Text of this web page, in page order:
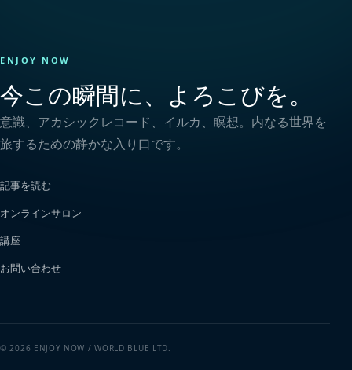
ENJOY NOW
今この瞬間に、よろこびを。
意識、アカシックレコード、イルカ、瞑想。内なる世界を
旅するための静かな入り口です。
記事を読む
オンラインサロン
講座
お問い合わせ
© 2026 ENJOY NOW / WORLD BLUE LTD.